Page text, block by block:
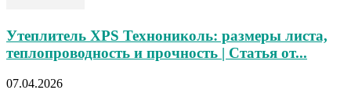
Утеплитель XPS Технониколь: размеры листа,
теплопроводность и прочность | Статья от...
07.04.2026